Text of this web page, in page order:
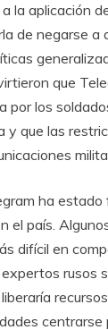
la aplicación
de negarse a
que
por los
y que las
ha
el país.
difícil en
rusos
centrarse